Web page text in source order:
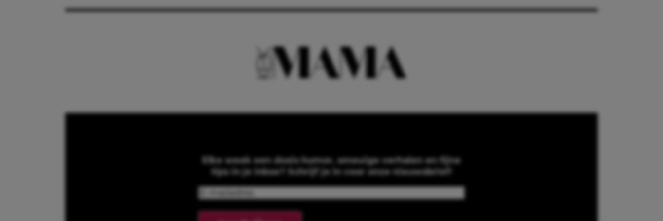
Elke week een dosis humor, smeuïge verhalen en fijne
tips in je inbox? Schrijf je in voor onze nieuwsbrief!
Email(Required)